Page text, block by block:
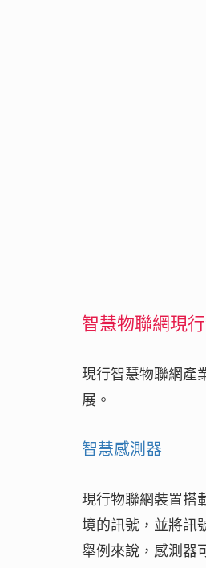
智慧物聯網現
現行智慧物聯網產
展。
智慧感測器
現行物聯網裝置搭
境的訊號，並將訊
舉例來說，感測器